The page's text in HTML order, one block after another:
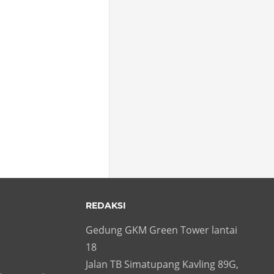
REDAKSI
Gedung GKM Green Tower lantai
18
Jalan TB Simatupang Kavling 89G,